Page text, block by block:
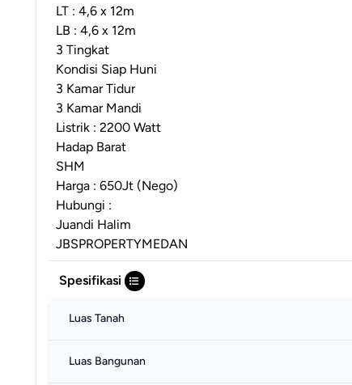
LT : 4,6 x 12m
LB : 4,6 x 12m
3 Tingkat
Kondisi Siap Huni
3 Kamar Tidur
3 Kamar Mandi
Listrik : 2200 Watt
Hadap Barat
SHM
Harga : 650Jt (Nego)
Hubungi :
Juandi Halim
JBSPROPERTYMEDAN
Spesifikasi
Luas Tanah
Luas Bangunan